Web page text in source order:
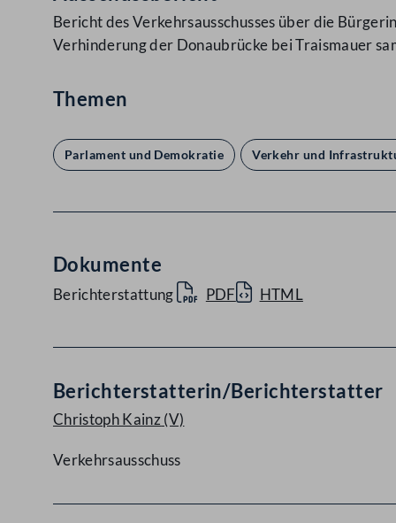
Bericht des Verkehrsausschusses über die
Verhinderung der Donaubrücke bei Traismauer
Themen
Parlament und Demokratie Verkehr und
Dokumente
Berichterstattung PDF HTML
Berichterstatterin/Berichterstatter
Christoph Kainz(V)
Verkehrsausschuss